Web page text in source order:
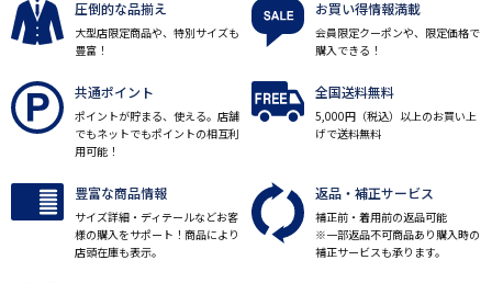
圧倒的な品揃え
大型店限定商品や、特別サイズも
豊富！
お買い得情報満載
会員限定クーポンや、限定価格で
購入できる！
共通ポイント
ポイントが貯まる、使える。店舗
でもネットでもポイントの相互利
用可能！
全国送料無料
5,000円（税込）以上のお買い上
げで送料無料
豊富な商品情報
サイズ詳細・ディテールなどお客
様の購入をサポート！商品により
店頭在庫も表示。
返品・補正サービス
補正前・着用前の返品可能
※一部返品不可商品あり購入時の
補正サービスも承ります。